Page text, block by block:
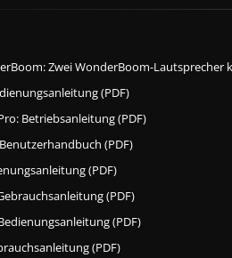
Zwei WonderBoom-Lautsprecher
(PDF)
Betriebsanleitung (PDF)
(PDF)
(PDF)
(PDF)
(PDF)
(PDF)